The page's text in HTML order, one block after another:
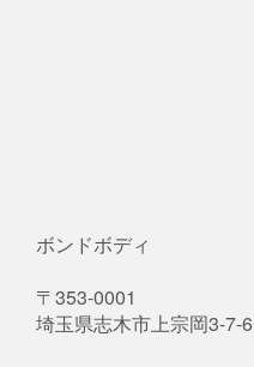
ボンドボディ
〒353-0001
埼玉県志木市上宗岡3-7-6